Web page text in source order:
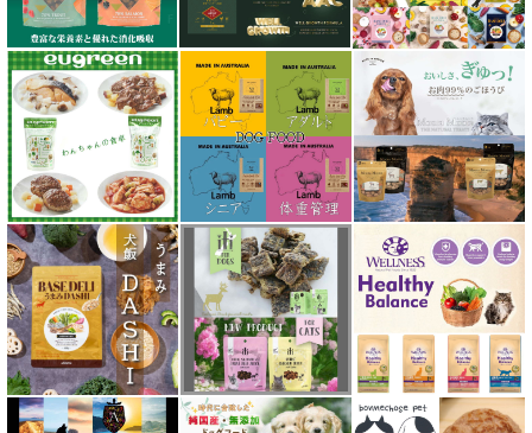
シルクフル SILKFULL
ジーランディア Zealandia
スマイリー Smiley
ソウルメイト SoulMate
ソリッドゴールド Solid Gold
ディアブロ（Deer Blow）
テラカニス TerraCanis
テラフェリス TerraFelis
テラカニス ハーバルヒーローズ